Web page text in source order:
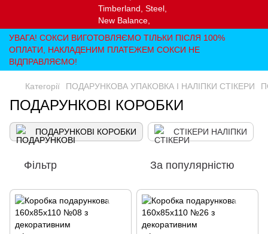
УВАГА! СОКСИ ВИГОТОВЛЯЄМО ТІЛЬКИ ПІСЛЯ 100%
ОПЛАТИ, НАКЛАДЕНИМ ПЛАТЕЖЕМ СОКСИ НЕ
ВІДПРАВЛЯЄМО!
Категорії ПОДАРУНКОВА УПАКОВКА І НАЛІПКИ СТІКЕРИ
ПОДАРУНКОВІ КОРОБКИ
ПОДАРУНКОВІ КОРОБКИ СТІКЕРИ НАЛІПКИ
Фільтр За популярністю